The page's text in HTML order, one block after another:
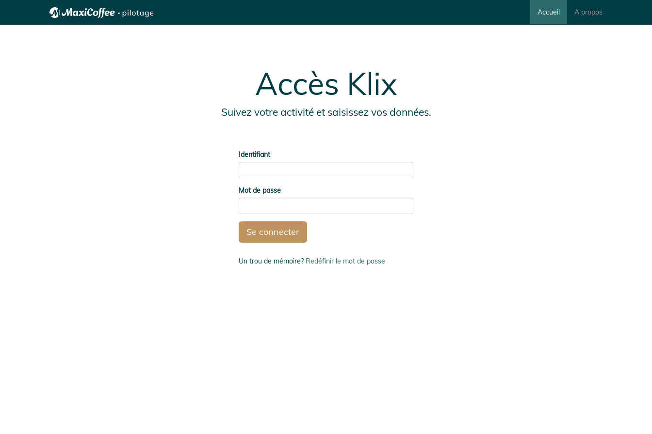
Accueil A propos
Accès Klix
Suivez votre activité et saisissez vos données.
Identifiant
Mot de passe
Se connecter
Un trou de mémoire? Redéfinir le mot de passe